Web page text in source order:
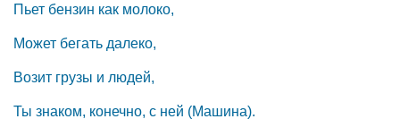
Пьет бензин как молоко,
Может бегать далеко,
Возит грузы и людей,
Ты знаком, конечно, с ней (Машина).